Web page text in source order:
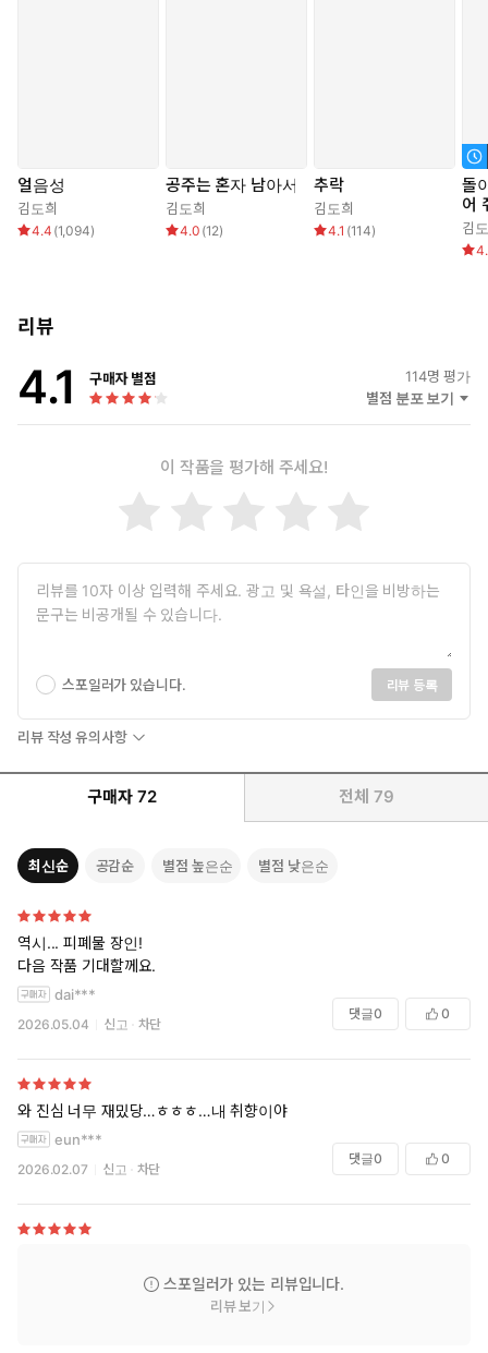
내가 있는 바닥으로.
얼음성
김도희
4.4 (1,094)
공주는 혼자 남아서
김도희
4.0 (12)
추락
김도희
4.1 (114)
돌
어
김
리뷰
4.1 구매자 별점 114명 평가
별점 분포 보기
이 작품을 평가해 주세요!
스포일러가 있습니다. 리뷰 등록
리뷰 작성 유의사항
구매자 72 전체 79
최신순 공감순 별점 높은순 별점 낮은순
역시... 피폐물 장인!
다음 작품 기대할께요.
dai***
2026.05.04 신고 차단
댓글0 0
와 진심 너무 재밌당…ㅎㅎㅎ…내 취향이야
eun***
2026.02.07 신고 차단
댓글0 0
스포일러가 있는 리뷰입니다.
리뷰 보기